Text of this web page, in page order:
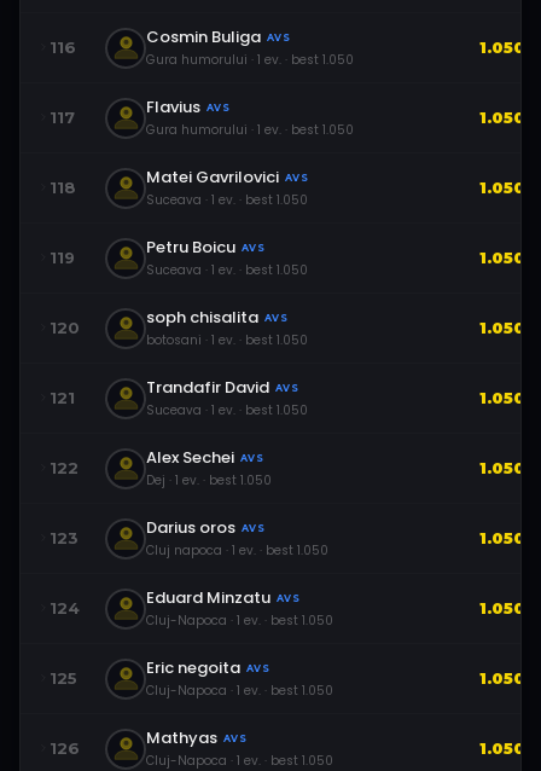
116 Cosmin Buliga AVS
Gura humorului · 1 ev. · best 1.050
1.050
117 Flavius AVS
Gura humorului · 1 ev. · best 1.050
1.050
118 Matei Gavrilovici AVS
Suceava · 1 ev. · best 1.050
1.050
119 Petru Boicu AVS
Suceava · 1 ev. · best 1.050
1.050
120 soph chisalita AVS
botosani · 1 ev. · best 1.050
1.050
121 Trandafir David AVS
Suceava · 1 ev. · best 1.050
1.050
122 Alex Sechei AVS
Dej · 1 ev. · best 1.050
1.050
123 Darius oros AVS
Cluj napoca · 1 ev. · best 1.050
1.050
124 Eduard Minzatu AVS
Cluj-Napoca · 1 ev. · best 1.050
1.050
125 Eric negoita AVS
Cluj-Napoca · 1 ev. · best 1.050
1.050
126 Mathyas AVS
Cluj-Napoca · 1 ev. · best 1.050
1.050